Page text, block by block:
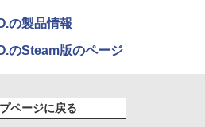
Liberty 5 ミッドナイトブ
Road (Stadium ver.)
酒屋「のぶ」(22) (角川コミックス・
の製品情報
のSteam版のページ
ページに戻る